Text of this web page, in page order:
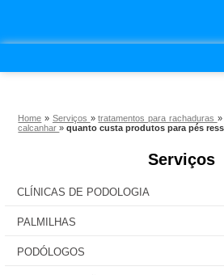
Home » Serviços »tratamentos para rachaduras
calcanhar»quanto custa produtos para pés
Serviços
CLÍNICAS DE PODOLOGIA
PALMILHAS
PODÓLOGOS